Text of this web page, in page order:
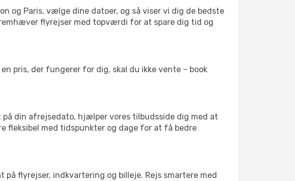
og Paris, vælge dine datoer, og så viser vi dig de bedste
flyrejser med topværdi for at spare dig tid og
pris, der fungerer for dig, skal du ikke vente – book
din afrejsedato, hjælper vores tilbudsside dig med at
fleksibel med tidspunkter og dage for at få bedre
på flyrejser, indkvartering og billeje. Rejs smartere med